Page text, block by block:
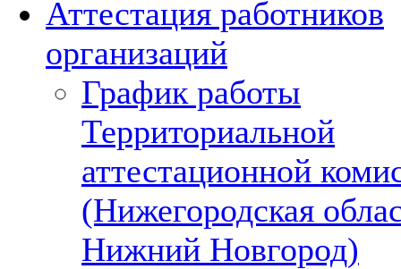
Аттестация работников
организаций
График работы
Территориальной
аттестационной
(Нижегородская
Нижний Новгород)